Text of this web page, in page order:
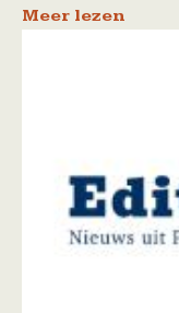
Meer lezen